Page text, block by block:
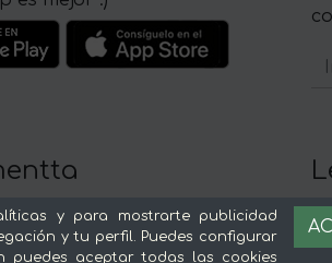
comprar comida online en
y para mostrarte publicidad
y tu perfil. Puedes configurar
puedes aceptar todas las cookies